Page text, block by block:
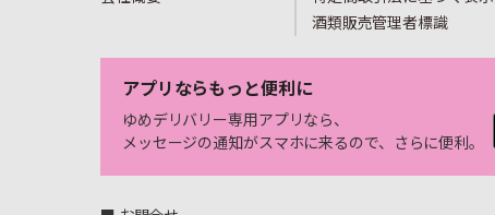
酒類販売管理者標識
アプリならもっと便利に
ゆめデリバリー専用アプリなら、
メッセージの通知がスマホに来るので、さらに便利。